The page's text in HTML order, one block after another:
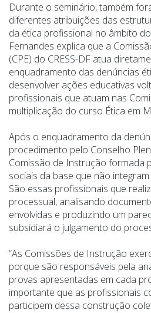
Durante o seminário, também
diferentes atribuições das
da ética profissional no âmbito
Fernandes explica que a
(CPE) do CRESS-DF atua
enquadramento das denúncias
desenvolver ações educativas
profissionais que atuam nas
multiplicação do curso Ética em
Após o enquadramento da
procedimento pelo Conselho
Comissão de Instrução formada
sociais da base que não
São essas profissionais que
processual, analisando
envolvidas e produzindo um
subsidiará o julgamento do
“As Comissões de Instrução
porque são responsáveis pela
provas apresentadas em cada
importante que as profissionais
participem dessa construção